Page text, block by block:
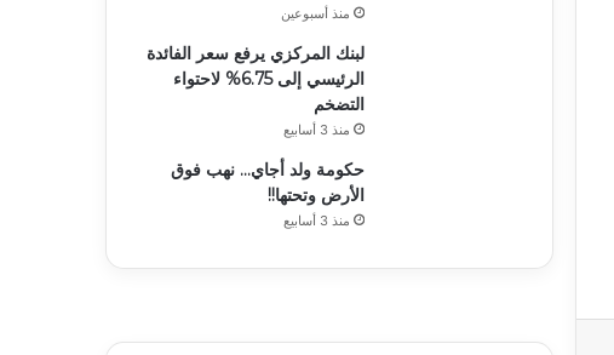
منذ أسبوعين
لبنك المركزي يرفع سعر الفائدة
الرئيسي إلى 6.75% لاحتواء
التضخم
منذ 3 أسابيع
حكومة ولد أجاي… نهب فوق
الأرض وتحتها!!
منذ 3 أسابيع